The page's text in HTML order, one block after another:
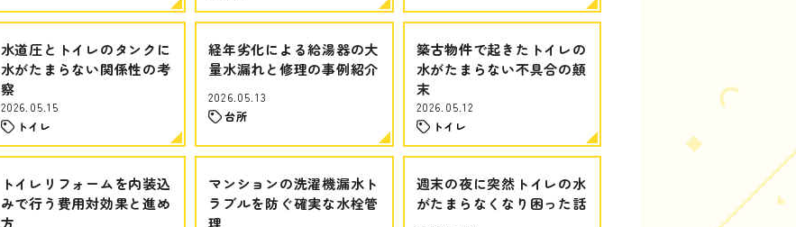
水道圧とトイレのタンクに
水がたまらない関係性の考
察
2026.05.15
トイレ
経年劣化による給湯器の大
量水漏れと修理の事例紹介
2026.05.13
台所
築古物件で起きたトイレの
水がたまらない不具合の顛
末
2026.05.12
トイレ
トイレリフォームを内装込
みで行う費用対効果と進め
方
マンションの洗濯機漏水ト
ラブルを防ぐ確実な水栓管
理
週末の夜に突然トイレの水
がたまらなくなり困った話